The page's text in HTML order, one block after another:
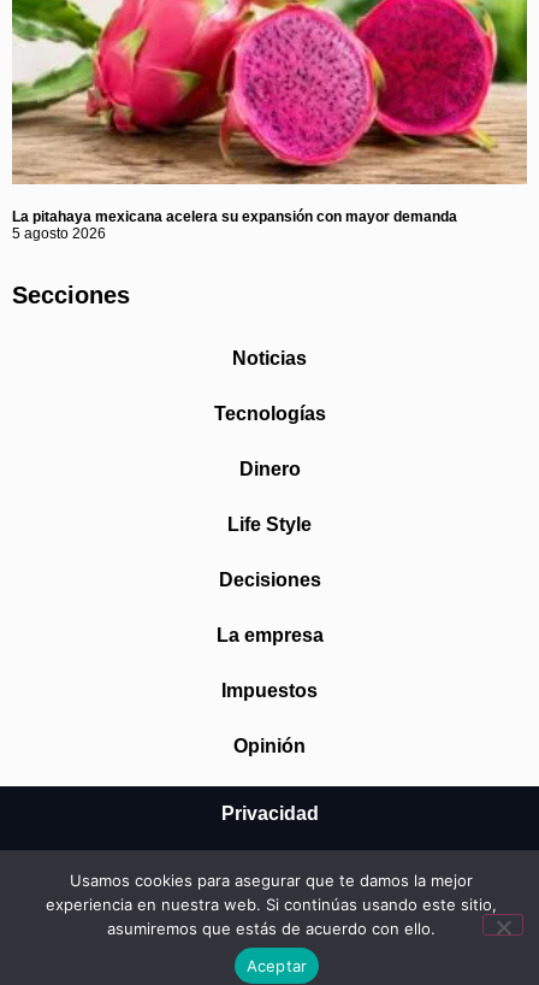
La pitahaya mexicana acelera su expansión con mayor demanda
5 agosto 2026
Secciones
Noticias
Tecnologías
Dinero
Life Style
Decisiones
La empresa
Impuestos
Opinión
© 2026 Mundo Startup SRL
Privacidad
Cookies
Usamos cookies para asegurar que te damos la mejor
experiencia en nuestra web. Si continúas usando este sitio,
asumiremos que estás de acuerdo con ello.
Aceptar